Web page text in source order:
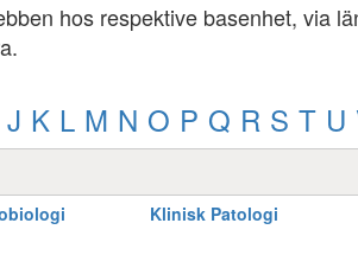
hos respektive basenhet, via
J K L M N O P Q R S T U
Klinisk Patologi